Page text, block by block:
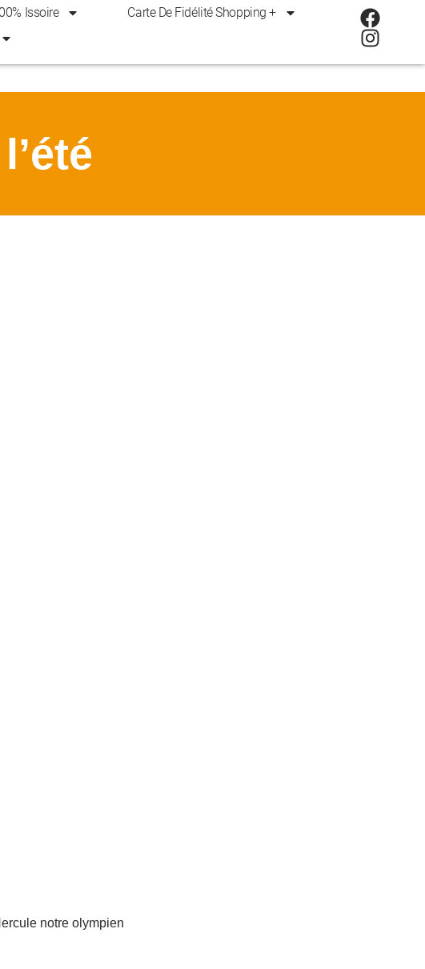
Issoire
Carte De Fidélité Shopping +
notre olympien